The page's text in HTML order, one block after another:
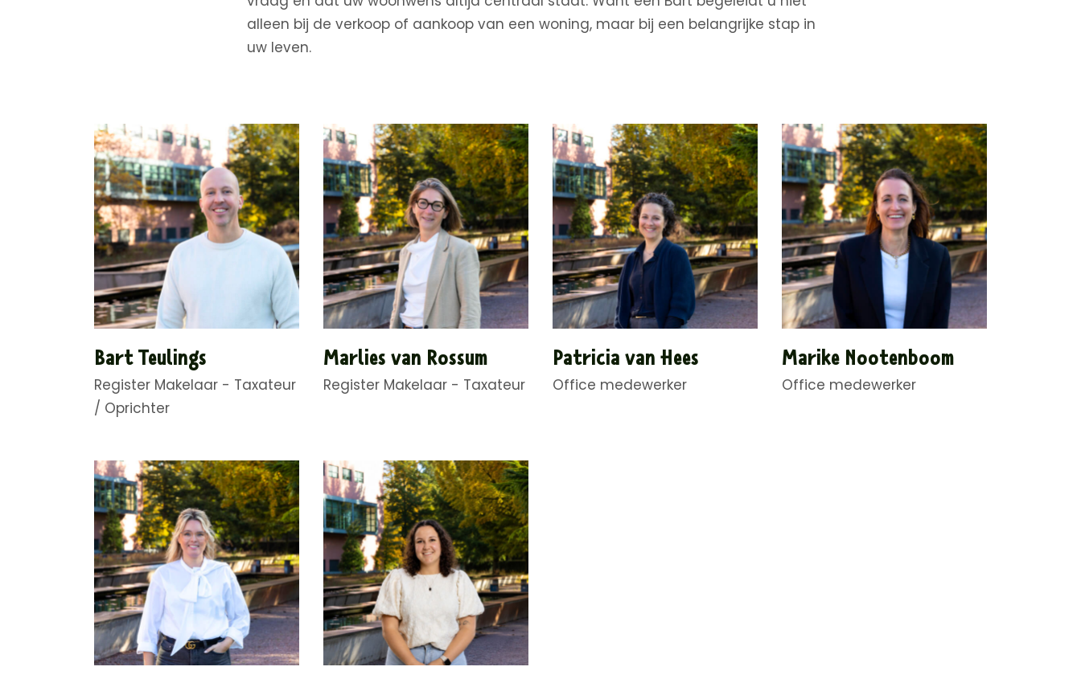
alleen bij de verkoop of aankoop van een woning, maar bij een belangrijke stap in
uw leven.
Bart Teulings
Register Makelaar - Taxateur
/ Oprichter
Marlies van Rossum
Register Makelaar - Taxateur
Patricia van Hees
Office medewerker
Marike Nootenboom
Office medewerker